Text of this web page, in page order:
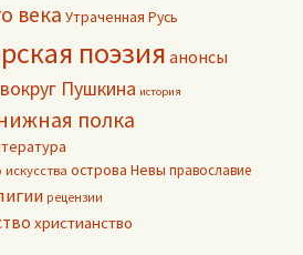
века Утраченная Русь
поэзияанонсы
вокруг Пушкина история
полка
острова Невы православие
рецензии
христианство